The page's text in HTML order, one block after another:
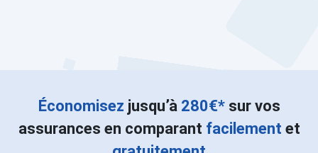
Économisez jusqu’à 280€*sur vos
assurances en comparant facilement et